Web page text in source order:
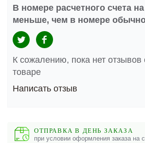
В номере расчетного счета
меньше, чем в номере
К сожалению, пока нет отзывов
товаре
Написать отзыв
ОТПРАВКА В ДЕНЬ ЗАКАЗА
при условии оформления заказа на